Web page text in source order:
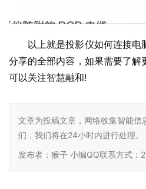
以上就是投影仪如何连接电
分享的全部内容，如果需要了解
可以关注智慧融和
文章为投稿文章，网络收集智能信
们，我们将在24小时内进行处理。
发布者：猴子 小编QQ联系方式：